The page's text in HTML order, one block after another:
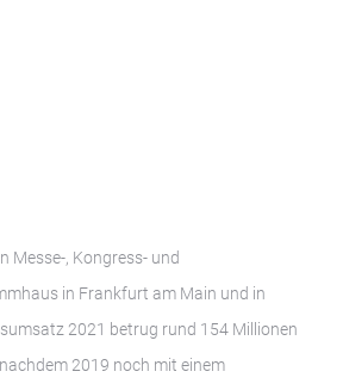
Messe-, Kongress- und
in Frankfurt am Main und in
2021 betrug rund 154 Millionen
2019 noch mit einem